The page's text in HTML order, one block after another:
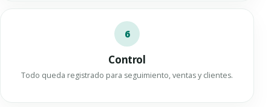
6
Control
Todo queda registrado para seguimiento, ventas y clientes.